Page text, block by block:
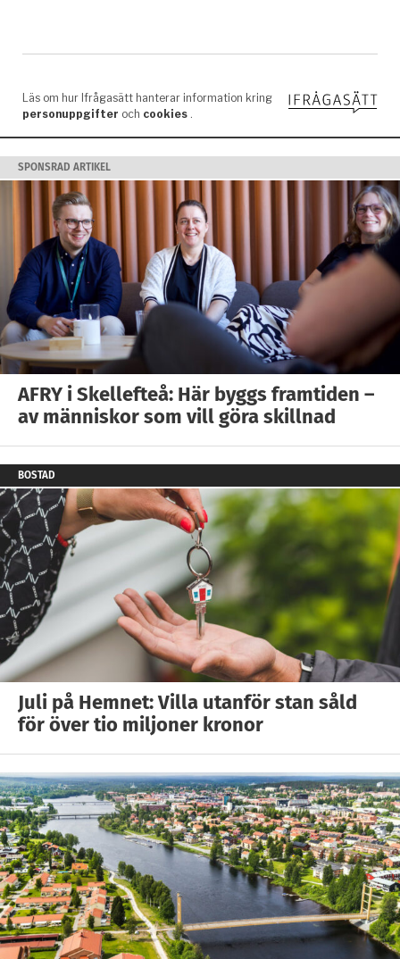
SPONSRAD ARTIKEL
AFRY i Skellefteå: Här byggs framtiden –
av människor som vill göra skillnad
BOSTAD
Juli på Hemnet: Villa utanför stan såld
för över tio miljoner kronor